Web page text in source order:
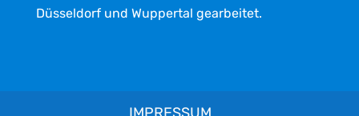
Düsseldorf und Wuppertal gearbeitet.